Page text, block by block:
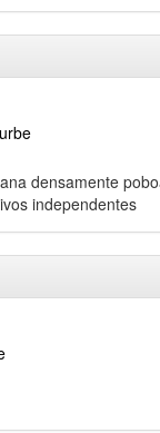
urbe
densamente
independentes